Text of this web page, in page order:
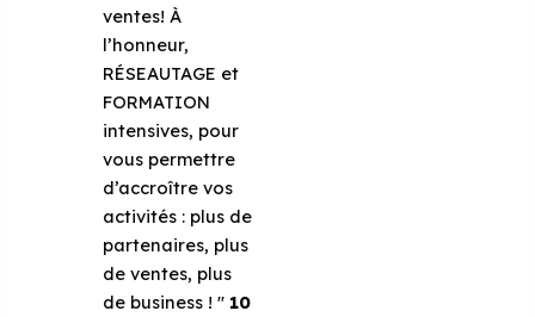
ventes! À
l’honneur,
RÉSEAUTAGE et
FORMATION
intensives, pour
vous permettre
d’accroître vos
activités : plus de
partenaires, plus
de ventes, plus
de business ! ''10